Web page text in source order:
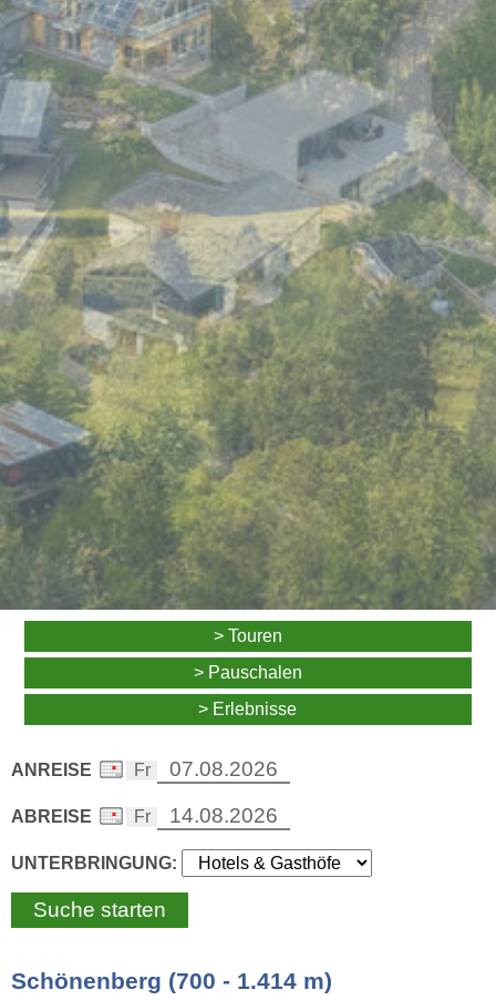
> Touren
> Pauschalen
> Erlebnisse
ANREISE
ABREISE
UNTERBRINGUNG:
Schönenberg (700 - 1.414 m)